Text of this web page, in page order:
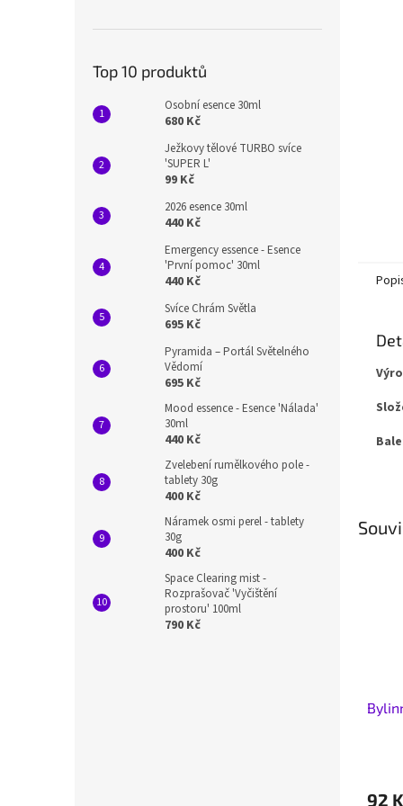
Top 10 produktů
Osobní esence 30ml
680 Kč
Ježkovy tělové TURBO svíce
'SUPER L'
99 Kč
2026 esence 30ml
440 Kč
Emergency essence - Esence
'První pomoc' 30ml
440 Kč
Svíce Chrám Světla
695 Kč
Pyramida – Portál Světelného
Vědomí
695 Kč
Mood essence - Esence 'Nálada'
30ml
440 Kč
Zvelebení rumělkového pole -
tablety 30g
400 Kč
Náramek osmi perel - tablety
30g
400 Kč
Space Clearing mist -
Rozprašovač 'Vyčištění
prostoru' 100ml
790 Kč
92